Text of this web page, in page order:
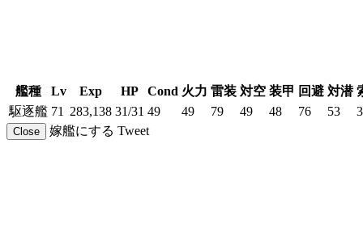
艦種 Lv Exp HP Cond 火力 雷装 対空 装甲 回避 対潜
駆逐艦 71 283,138 31/31 49 49 79 49 48 76 53
Close 嫁艦にする Tweet